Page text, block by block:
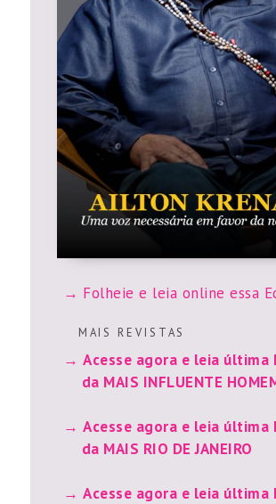
Folheie e leia online essa
M A I S R E V I S T A S
Acesse agora e leia última
da MAIS INFLUENTE
Acesse agora e leia última
da MAIS RIO DE JANEIRO
Acesse agora e leia última